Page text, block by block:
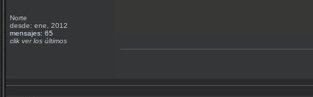
Norte
desde: ene, 2012
mensajes: 65
clik ver los últimos